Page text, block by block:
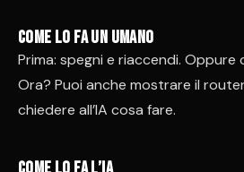
Come lo fa un umano
Prima: spegni e riaccendi. Oppure
Ora? Puoi anche mostrare il
chiedere all’IA cosa fare.